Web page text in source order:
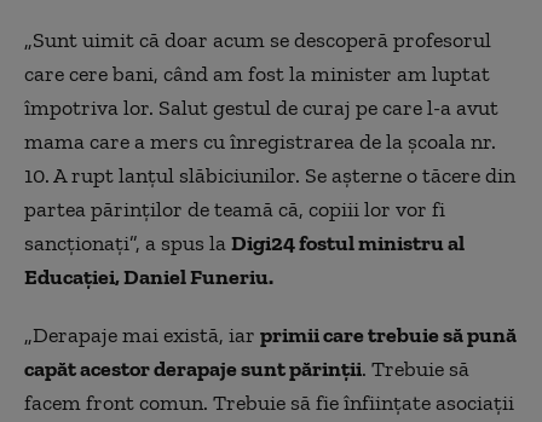
minutes,
seconds
„Sunt uimit că doar acum se descoperă profesorul
care cere bani, când am fost la minister am luptat
împotriva lor. Salut gestul de curaj pe care l-a avut
mama care a mers cu înregistrarea de la şcoala nr.
10. A rupt lanţul slăbiciunilor. Se aşterne o tăcere din
partea părinţilor de teamă că, copiii lor vor fi
sancţionaţi”, a spus laDigi24 fostul ministru al
Educaţiei, Daniel Funeriu.
„Derapaje mai există, iar primii care trebuie să pună
capăt acestor derapaje sunt părinţii. Trebuie să
facem front comun. Trebuie să fie înfiinţate asociaţii